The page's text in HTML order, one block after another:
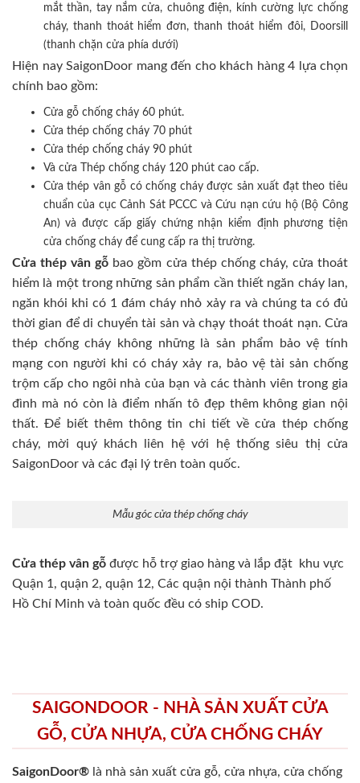
mắt thần, tay nắm cửa, chuông điện, kính cường lực chống
cháy, thanh thoát hiểm đơn, thanh thoát hiểm đôi, Doorsill
(thanh chặn cửa phía dưới)
Hiện nay SaigonDoor mang đến cho khách hàng 4 lựa chọn
chính bao gồm:
Cửa gỗ chống cháy 60 phút.
Cửa thép chống cháy 70 phút
Cửa thép chống cháy 90 phút
Và cửa Thép chống cháy 120 phút cao cấp.
Cửa thép vân gỗ có chống cháy được sản xuất đạt theo tiêu
chuẩn của cục Cảnh Sát PCCC và Cứu nạn cứu hộ (Bộ Công
An) và được cấp giấy chứng nhận kiểm định phương tiện
cửa chống cháy để cung cấp ra thị trường.
Cửa thép vân gỗ bao gồm cửa thép chống cháy, cửa thoát
hiểm là một trong những sản phẩm cần thiết ngăn cháy lan,
ngăn khói khi có 1 đám cháy nhỏ xảy ra và chúng ta có đủ
thời gian để di chuyển tài sản và chạy thoát thoát nạn. Cửa
thép chống cháy không những là sản phẩm bảo vệ tính
mạng con người khi có cháy xảy ra, bảo vệ tài sản chống
trộm cấp cho ngôi nhà của bạn và các thành viên trong gia
đình mà nó còn là điểm nhấn tô đẹp thêm không gian nội
thất. Để biết thêm thông tin chi tiết về cửa thép chống
cháy, mời quý khách liên hệ với hệ thống siêu thị cửa
SaigonDoor và các đại lý trên toàn quốc.
Mẫu góc cửa thép chống cháy
Cửa thép vân gỗ được hỗ trợ giao hàng và lắp đặt khu vực
Quận 1, quận 2, quận 12, Các quận nội thành Thành phố
Hồ Chí Minh và toàn quốc đều có ship COD.
SAIGONDOOR - NHÀ SẢN XUẤT CỬA
GỖ, CỬA NHỰA, CỬA CHỐNG CHÁY
SaigonDoor® là nhà sản xuất cửa gỗ, cửa nhựa, cửa chống